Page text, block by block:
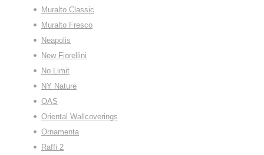
Muralto Classic
Muralto Fresco
Neapolis
New Fiorellini
No Limit
NY Nature
OAS
Oriental Wallcoverings
Ornamenta
Raffi 2